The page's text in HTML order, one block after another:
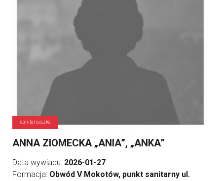
sanitariuszka
ANNA ZIOMECKA „ANIA”, „ANKA”
Data wywiadu: 2026-01-27
Formacja: Obwód V Mokotów, punkt sanitarny ul.